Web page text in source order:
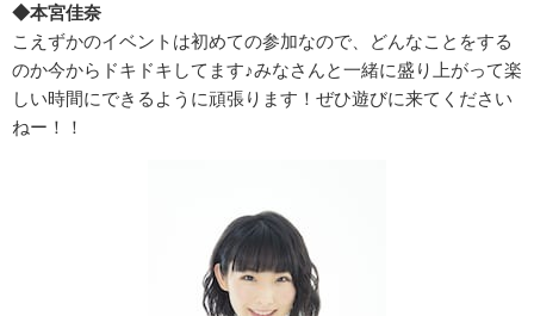
◆本宮佳奈
こえずかのイベントは初めての参加なので、どんなことをする
のか今からドキドキしてます♪みなさんと一緒に盛り上がって楽
しい時間にできるように頑張ります！ぜひ遊びに来てください
ねー！！